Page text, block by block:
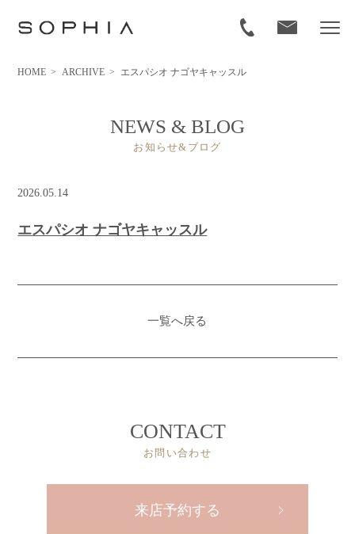
HOME > ARCHIVE > エスパシオ ナゴヤキャッスル
NEWS & BLOG
お知らせ&ブログ
2026.05.14
エスパシオ ナゴヤキャッスル
一覧へ戻る
CONTACT
お問い合わせ
来店予約する